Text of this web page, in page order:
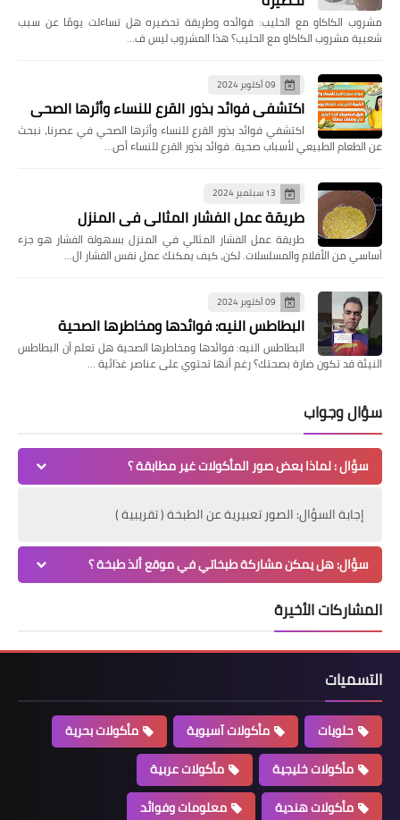
مشروب الكاكاو مع الحليب: فوائده وطريقة تحضيره هل تساءلت يومًا عن سبب
شعبية مشروب الكاكاو مع الحليب؟ هذا المشروب ليس ف…
09 أكتوبر 2024
اكتشفي فوائد بذور القرع للنساء وأثرها الصحي
اكتشفي فوائد بذور القرع للنساء وأثرها الصحي في عصرنا، نبحث
عن الطعام الطبيعي لأسباب صحية. فوائد بذور القرع للنساء أص…
13 سبتمبر 2024
طريقة عمل الفشار المثالي في المنزل
طريقة عمل الفشار المثالي في المنزل بسهولة الفشار هو جزء
أساسي من الأفلام والمسلسلات. لكن، كيف يمكنك عمل نفس الفشار ال…
09 أكتوبر 2024
البطاطس النيه: فوائدها ومخاطرها الصحية
البطاطس النيه: فوائدها ومخاطرها الصحية هل تعلم أن البطاطس
النيئة قد تكون ضارة بصحتك؟ رغم أنها تحتوي على عناصر غذائية …
سؤال وجواب
سؤال : لماذا بعض صور المأكولات غير مطابقة ؟
إجابة السؤال: الصور تعبيرية عن الطبخة ( تقريبية )
سؤال: هل يمكن مشاركة طبخاتي في موقع ألذ طبخة ؟
المشاركات الأخيرة
التسميات
حلويات مأكولات آسيوية
مأكولات بحرية
مأكولات خليجية
مأكولات عربية
مأكولات هندية
معلومات وفوائد